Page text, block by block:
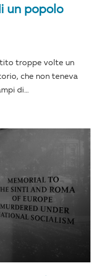
un popolo
troppe volte un
che non teneva
di...